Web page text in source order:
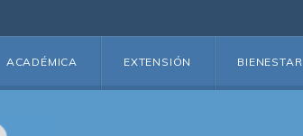
ACADÉMICA EXTENSIÓN BIENESTAR